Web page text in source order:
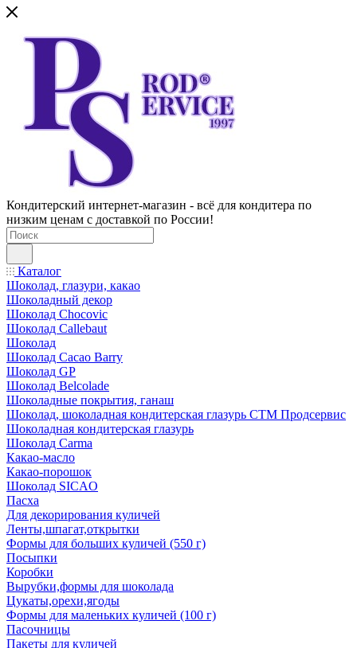
Кондитерский интернет-магазин - всё для кондитера по
низким ценам с доставкой по России!
Каталог
Шоколад, глазури, какао
Шоколадный декор
Шоколад Chocovic
Шоколад Callebaut
Шоколад
Шоколад Cacao Barry
Шоколад GP
Шоколад Belcolade
Шоколадные покрытия, ганаш
Шоколад, шоколадная кондитерская глазурь СТМ Продсервис
Шоколадная кондитерская глазурь
Шоколад Carma
Какао-масло
Какао-порошок
Шоколад SICAO
Пасха
Для декорирования куличей
Ленты,шпагат,открытки
Формы для больших куличей (550 г)
Посыпки
Коробки
Вырубки,формы для шоколада
Цукаты,орехи,ягоды
Формы для маленьких куличей (100 г)
Пасочницы
Пакеты для куличей